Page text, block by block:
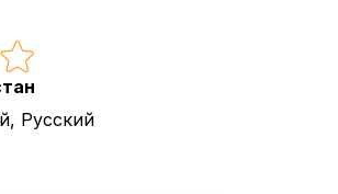
Русский